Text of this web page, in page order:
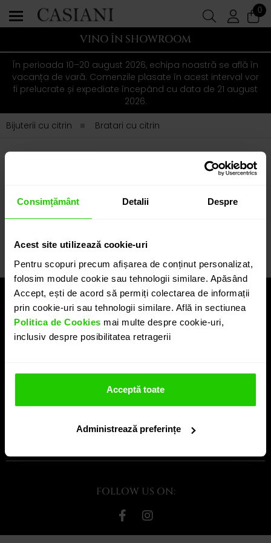
Consimțământ Detalii Despre
Acest site utilizează cookie-uri
Pentru scopuri precum afișarea de conținut personalizat,
folosim module cookie sau tehnologii similare. Apăsând
Accept, ești de acord să permiți colectarea de informații
prin cookie-uri sau tehnologii similare. Află in sectiunea
Politica de Cookies mai multe despre cookie-uri,
inclusiv despre posibilitatea retragerii
Acceptă toate
Administrează preferințe
0
VINO ÎN SHOWROOM
În perioada 10–20 august 2026, echipa noastră se află în
vacanța de vară. Comenzile plasate în acest interval vor
fi prelucrate și expediate începând cu data de 21 august
2026.
Bijuterii cu citrin
Bratari cu citrin
BRATARI DIN AUR CU CITRIN
curenta
LEGAL
SERVICII
FOLLOW US ON: